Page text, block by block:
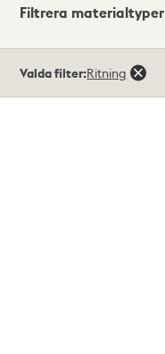
Visningsläge
Filtrera materialtyper
träffar
Valda filter:Ritning